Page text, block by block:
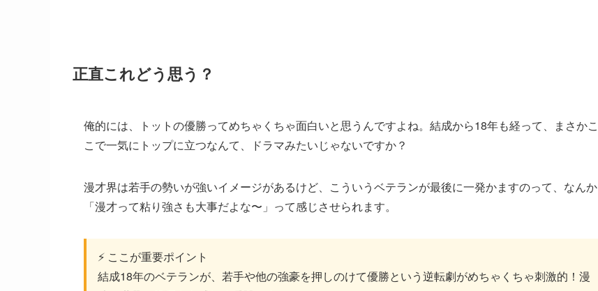
正直これどう思う？
俺的には、トットの優勝ってめちゃくちゃ面白いと思うんですよね。結成から18年も経って、まさかこ
こで一気にトップに立つなんて、ドラマみたいじゃないですか？
漫才界は若手の勢いが強いイメージがあるけど、こういうベテランが最後に一発かますのって、なんか
「漫才って粘り強さも大事だよな〜」って感じさせられます。
⚡ ここが重要ポイント
結成18年のベテランが、若手や他の強豪を押しのけて優勝という逆転劇がめちゃくちゃ刺激的！漫